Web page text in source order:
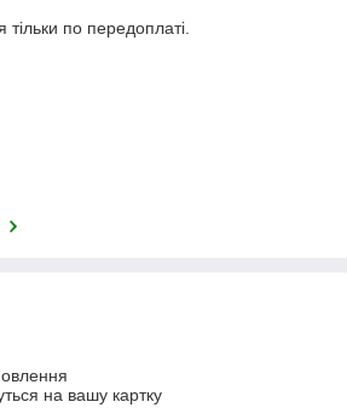
тільки по передоплаті.
на вашу картку